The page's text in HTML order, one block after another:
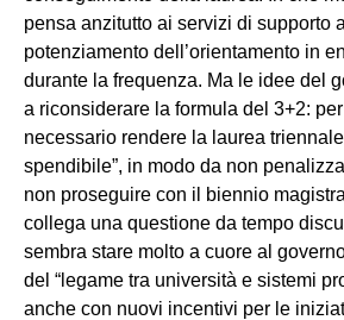
pensa anzitutto ai servizi di supporto
potenziamento dell’orientamento in
durante la frequenza. Ma le idee del
a riconsiderare la formula del 3+2:
necessario rendere la laurea
spendibile”, in modo da non
non proseguire con il biennio
collega una questione da tempo
sembra stare molto a cuore al
del “legame tra università e sistemi
anche con nuovi incentivi per le